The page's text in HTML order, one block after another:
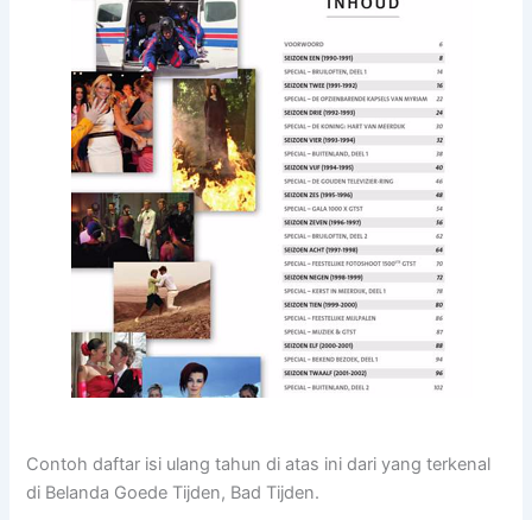
Contoh daftar isi ulang tahun di atas ini dari yang terkenal
di Belanda Goede Tijden, Bad Tijden.